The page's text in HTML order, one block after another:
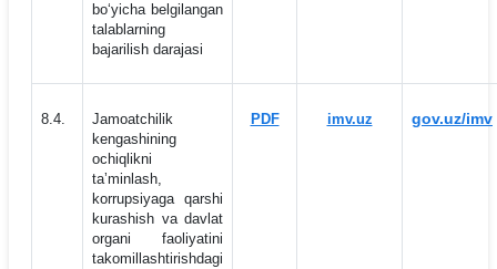
bo‘yicha belgilangan
talablarning
bajarilish darajasi
8.4.
Jamoatchilik
kengashining
ochiqlikni
taʼminlash,
korrupsiyaga qarshi
kurashish va davlat
organi faoliyatini
takomillashtirishdagi
PDF imv.uz gov.uz/imv